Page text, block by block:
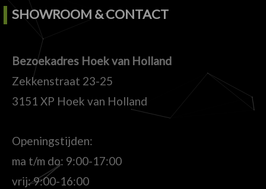
SHOWROOM & CONTACT
Bezoekadres Hoek van Holland
Zekkenstraat 23-25
3151 XP Hoek van Holland
Openingstijden:
ma t/m do: 9:00-17:00
vrij: 9:00-16:00